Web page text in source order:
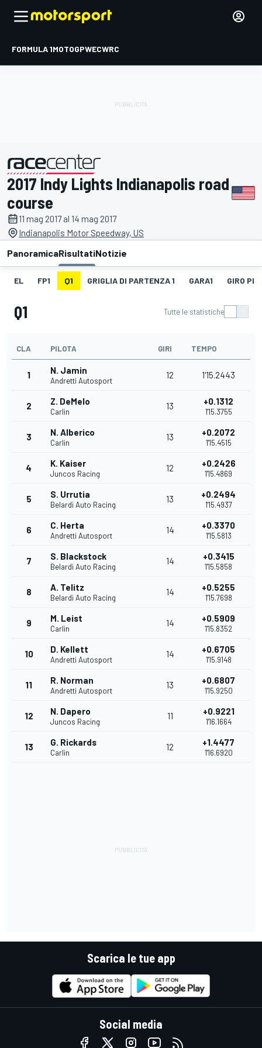
FORMULA 1MOTOGPWECWRC
presentato da
2017 Indy Lights Indianapolis road
course
11 mag 2017 al 14 mag 2017
Indianapolis Motor Speedway, US
PanoramicaRisultatiNotizie
EL FP1 Q1 GRIGLIA DI PARTENZA 1 GARA1 GIRO PIÙ
Q1 Tutte le statistiche
CLA PILOTA GIRI TEMPO
1 N. Jamin
Andretti Autosport
12 1'15.2443
2 Z. DeMelo
Carlin
13 +0.1312
1'15.3755
3 N. Alberico
Carlin
13 +0.2072
1'15.4515
4 K. Kaiser
Juncos Racing
12 +0.2426
1'15.4869
5 S. Urrutia
Belardi Auto Racing
13 +0.2494
1'15.4937
6 C. Herta
Andretti Autosport
14 +0.3370
1'15.5813
7 S. Blackstock
Belardi Auto Racing
14 +0.3415
1'15.5858
8 A. Telitz
Belardi Auto Racing
14 +0.5255
1'15.7698
9 M. Leist
Carlin
14 +0.5909
1'15.8352
10 D. Kellett
Andretti Autosport
14 +0.6705
1'15.9148
11 R. Norman
Andretti Autosport
13 +0.6807
1'15.9250
12 N. Dapero
Juncos Racing
11 +0.9221
1'16.1664
13 G. Rickards
Carlin
12 +1.4477
1'16.6920
Scarica le tue app
Social media